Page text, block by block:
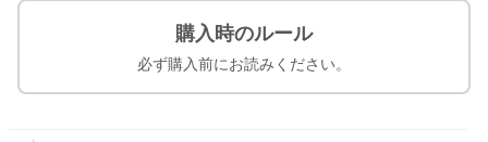
購入時のルール
必ず購入前にお読みください。